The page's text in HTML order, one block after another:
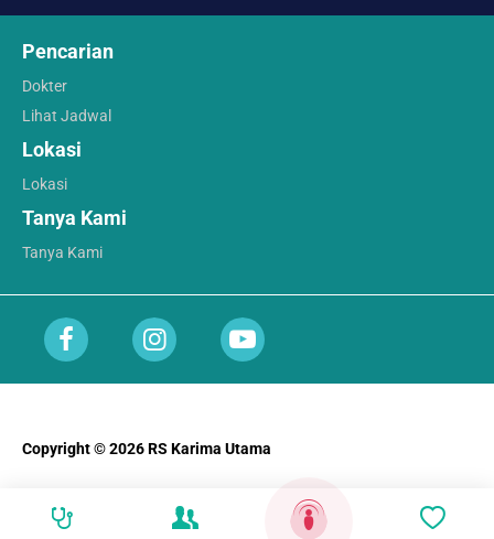
Pencarian
Dokter
Lihat Jadwal
Lokasi
Lokasi
Tanya Kami
Tanya Kami
Copyright © 2026 RS Karima Utama